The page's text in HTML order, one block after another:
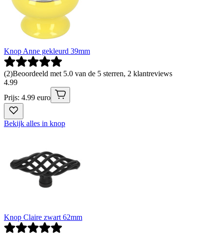
Knop Anne gekleurd 39mm
(2)Beoordeeld met 5.0 van de 5 sterren, 2 klantreviews
4.99
Prijs: 4.99 euro
Bekijk alles in knop
Knop Claire zwart 62mm